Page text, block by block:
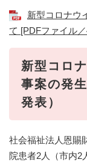
新型コロナウ
て [PDFファイル
新型コロ
事案の発
発表）
社会福祉法人恩賜
院患者2人（市内2